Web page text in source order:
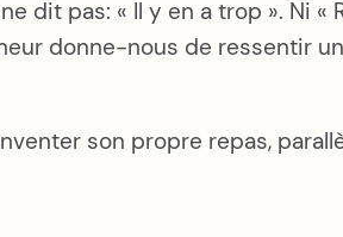
dit pas: « Il y en a trop ». Ni
donne-nous de ressentir
son propre repas,